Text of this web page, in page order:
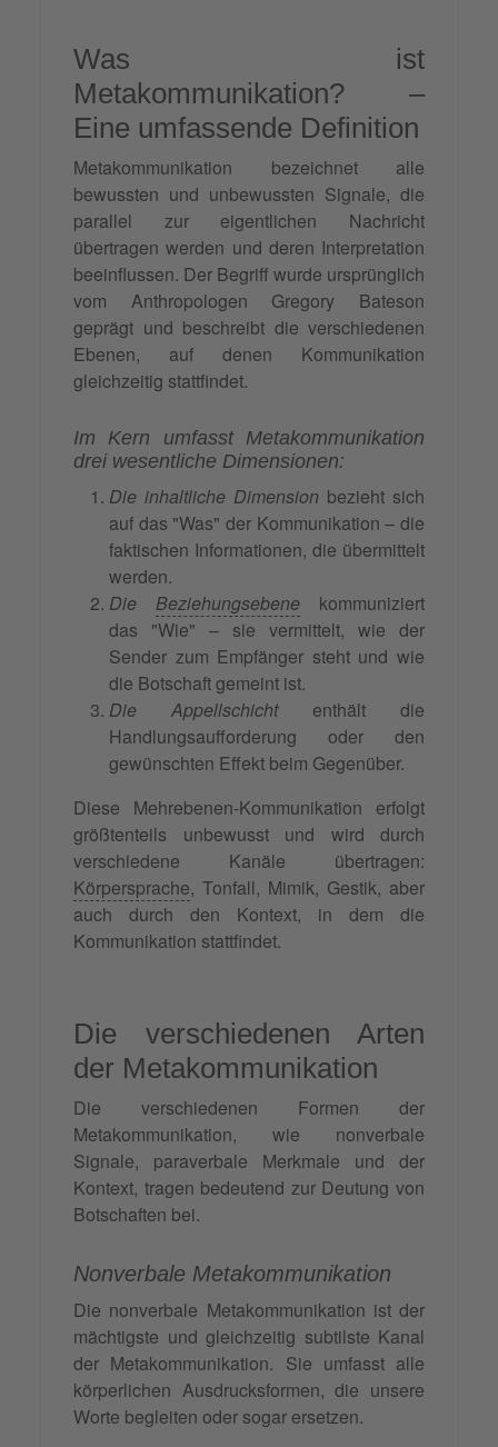
Was ist
Metakommunikation? –
Eine umfassende Definition
Metakommunikation bezeichnet alle
bewussten und unbewussten Signale, die
parallel zur eigentlichen Nachricht
übertragen werden und deren Interpretation
beeinflussen. Der Begriff wurde ursprünglich
vom Anthropologen Gregory Bateson
geprägt und beschreibt die verschiedenen
Ebenen, auf denen Kommunikation
gleichzeitig stattfindet.
Im Kern umfasst Metakommunikation
drei wesentliche Dimensionen:
Die inhaltliche Dimension bezieht sich
auf das "Was" der Kommunikation – die
faktischen Informationen, die übermittelt
werden.
Die Beziehungsebene
kommuniziert
das "Wie" – sie vermittelt, wie der
Sender zum Empfänger steht und wie
die Botschaft gemeint ist.
Die Appellschicht enthält die
Handlungsaufforderung oder den
gewünschten Effekt beim Gegenüber.
Diese Mehrebenen-Kommunikation erfolgt
größtenteils unbewusst und wird durch
verschiedene Kanäle übertragen:
Körpersprache, Tonfall, Mimik, Gestik, aber
auch durch den Kontext, in dem die
Kommunikation stattfindet.
Die verschiedenen Arten
der Metakommunikation
Die verschiedenen Formen der
Metakommunikation, wie nonverbale
Signale, paraverbale Merkmale und der
Kontext, tragen bedeutend zur Deutung von
Botschaften bei.
Nonverbale Metakommunikation
Die nonverbale Metakommunikation ist der
mächtigste und gleichzeitig subtilste Kanal
der Metakommunikation. Sie umfasst alle
körperlichen Ausdrucksformen, die unsere
Worte begleiten oder sogar ersetzen.